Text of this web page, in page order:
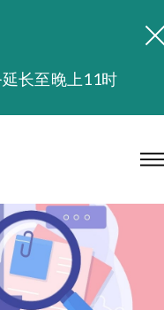
长至晚上11时
服务获客户正面评价